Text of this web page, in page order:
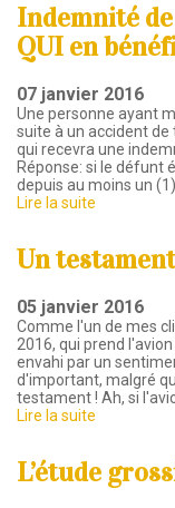
Indemnité de
QUI en
07 janvier 2016
Une personne ayant
suite à un accident
qui recevra une
Réponse: si le défunt
depuis au moins un (1)
Lire la suite
Un testament
05 janvier 2016
Comme l'un de mes
2016, qui prend
envahi par un
d'important, malgré
testament ! Ah, si
Lire la suite
L’étude